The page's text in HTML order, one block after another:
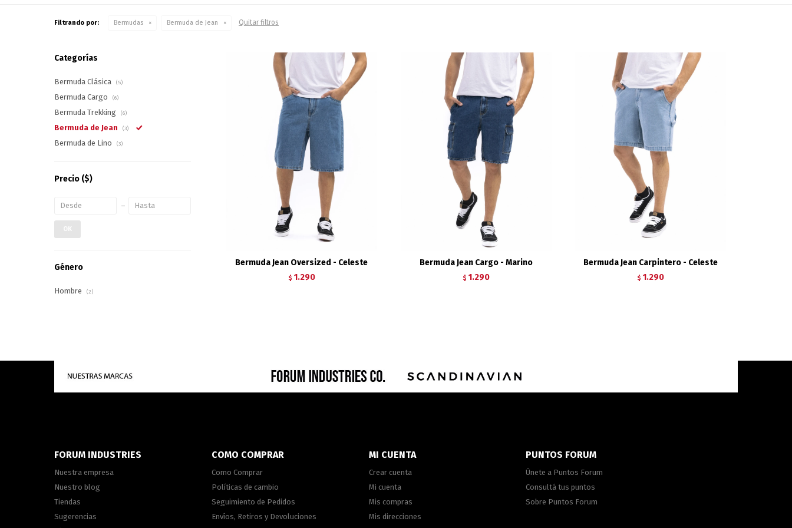
Filtrando por: Bermudas Bermuda de Jean Quitar filtros
Bermuda Jean Oversized - Celeste
$ 1.290
Bermuda Jean Cargo - Marino
$ 1.290
Bermuda Jean Carpintero - Celeste
$ 1.290
Categorías
Bermuda Clásica (5)
Bermuda Cargo (6)
Bermuda Trekking (6)
Bermuda de Jean (3)
Bermuda de Lino (3)
Precio ($)
OK
Género
Hombre (2)
FORUM INDUSTRIES
Nuestra empresa
Nuestro blog
Tiendas
Sugerencias
COMO COMPRAR
Como Comprar
Políticas de cambio
Seguimiento de Pedidos
Envíos, Retiros y Devoluciones
MI CUENTA
Crear cuenta
Mi cuenta
Mis compras
Mis direcciones
PUNTOS FORUM
Únete a Puntos Forum
Consultá tus puntos
Sobre Puntos Forum